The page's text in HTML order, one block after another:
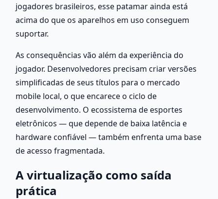
jogadores brasileiros, esse patamar ainda está
acima do que os aparelhos em uso conseguem
suportar.
As consequências vão além da experiência do
jogador. Desenvolvedores precisam criar versões
simplificadas de seus títulos para o mercado
mobile local, o que encarece o ciclo de
desenvolvimento. O ecossistema de esportes
eletrônicos — que depende de baixa latência e
hardware confiável — também enfrenta uma base
de acesso fragmentada.
A virtualização como saída
prática